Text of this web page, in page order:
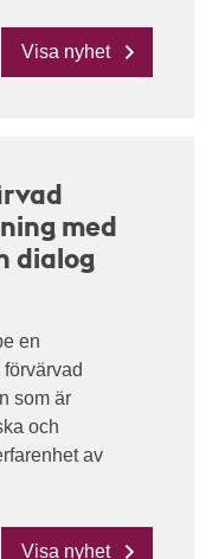
Visa nyhet
med
dialog
en
som är
och
av
Visa nyhet